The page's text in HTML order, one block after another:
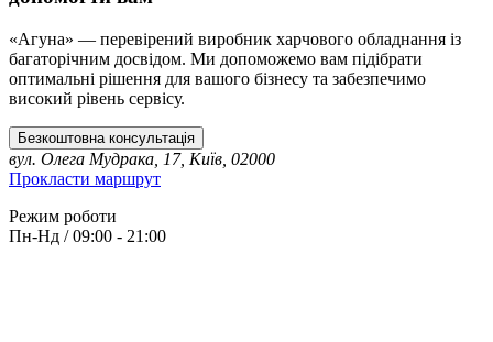
«Агуна» — перевірений виробник харчового обладнання із
багаторічним досвідом. Ми допоможемо вам підібрати
оптимальні рішення для вашого бізнесу та забезпечимо
високий рівень сервісу.
Безкоштовна консультація
вул. Олега Мудрака, 17, Київ, 02000
Прокласти маршрут
Режим роботи
Пн-Нд / 09:00 - 21:00